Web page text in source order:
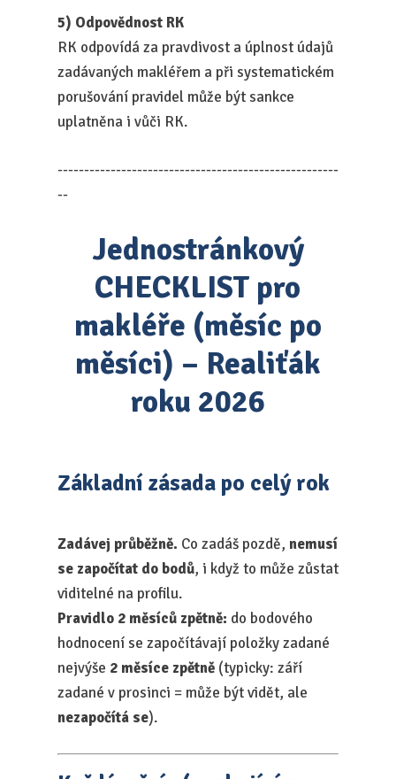
5) Odpovědnost RK
RK odpovídá za pravdivost a úplnost údajů
zadávaných makléřem a při systematickém
porušování pravidel může být sankce
uplatněna i vůči RK.
-----------------------------------------------------
--
Jednostránkový
CHECKLIST pro
makléře (měsíc po
měsíci) – Realiťák
roku 2026
Základní zásada po celý rok
Zadávej průběžně. Co zadáš pozdě, nemusí
se započítat do bodů, i když to může zůstat
viditelné na profilu.
Pravidlo 2 měsíců zpětně: do bodového
hodnocení se započítávají položky zadané
nejvýše 2 měsíce zpětně(typicky: září
zadané v prosinci = může být vidět, ale
nezapočítá se).